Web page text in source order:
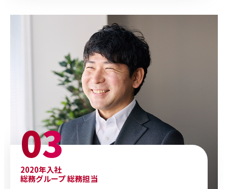
2020年入社
総務グループ 総務担当